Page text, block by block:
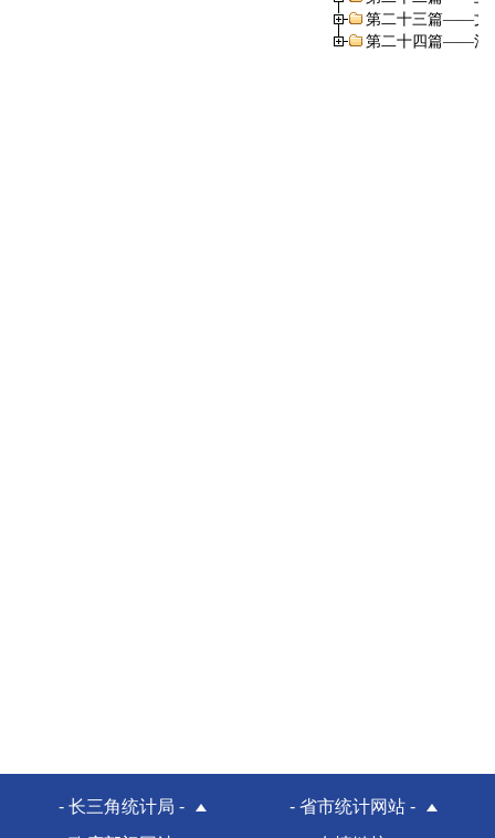
- 长三角统计局 -
- 省市统计网站 -